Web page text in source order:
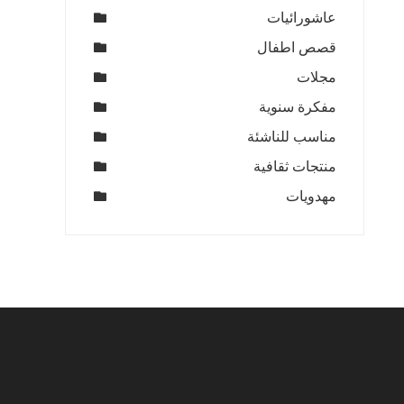
عاشورائيات
قصص اطفال
مجلات
مفكرة سنوية
مناسب للناشئة
منتجات ثقافية
مهدويات